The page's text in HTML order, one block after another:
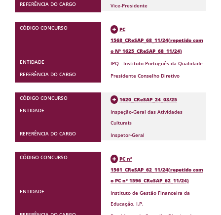
Vice-Presidente
PC
1568_CReSAP_68_11/24(repetido com
o Nº 1625_CReSAP_68_11/24)
IPQ - Instituto Português da Qualidade
Presidente Conselho Diretivo
1620_CReSAP_24_03/25
Inspeção-Geral das Atividades
Culturais
Inspetor-Geral
PC nº
1561_CReSAP_62_11/24(repetido com
o PC nº 1596_CReSAP_62_11/24)
Instituto de Gestão Financeira da
Educação, I.P.